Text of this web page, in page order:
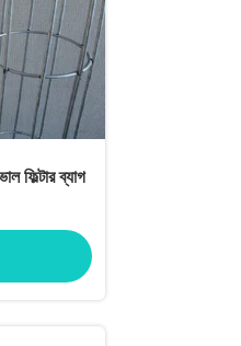
ফিল্টার ব্যাগ